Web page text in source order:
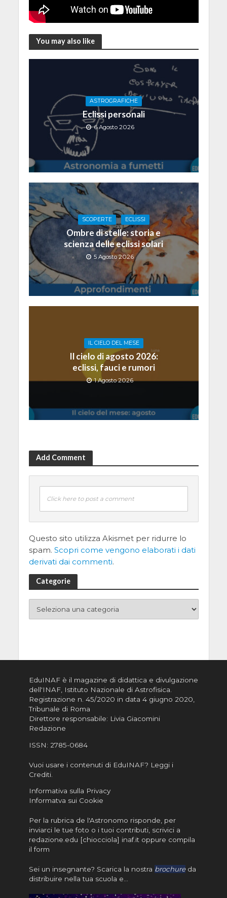
You may also like
ASTROGRAFICHE
Eclissi personali
6 Agosto 2026
SCOPERTE ECLISSI
Ombre di stelle: storia e
scienza delle eclissi solari
5 Agosto 2026
IL CIELO DEL MESE
Il cielo di agosto 2026:
eclissi, fauci e rumori
1 Agosto 2026
Add Comment
Click here to post a comment
Questo sito utilizza Akismet per ridurre lo
spam. Scopri come vengono elaborati i dati
derivati dai commenti.
Categorie
EduINAF è il magazine di didattica e divulgazione
dell'INAF, Istituto Nazionale di Astrofisica.
Registrazione n. 45/2020 in data 4 giugno 2020,
Tribunale di Roma
Direttore responsabile: Livia Giacomini
Redazione
ISSN: 2785-0684
Vuoi usare i contenuti di EduINAF? Leggi i
Crediti.
Informativa sulla Privacy
Informatva sui Cookie
Per la rubrica de l'Astronomo risponde, per
inviarci le tue foto o i tuoi contributi, scrivici a
redazione.edu [chiocciola] inaf.it oppure compila
il form
Sei un insegnante? Scarica la nostra brochureda
distribuire nella tua scuola e…